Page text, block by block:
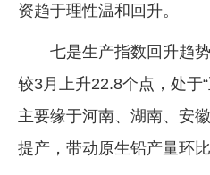
资趋于理性温和回升。
七是生产指数回升趋
较3月上升22.8个点，处于
主要缘于河南、湖南、安
提产，带动原生铅产量环比